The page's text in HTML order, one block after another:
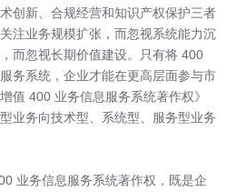
创新、合规经营和知识产权保护三者
注业务规模扩张，而忽视系统能力沉
而忽视长期价值建设。只有将 400
务系统，企业才能在更高层面参与市
值 400 业务信息服务系统著作权》
业务向技术型、系统型、服务型业务
业务信息服务系统著作权，既是企